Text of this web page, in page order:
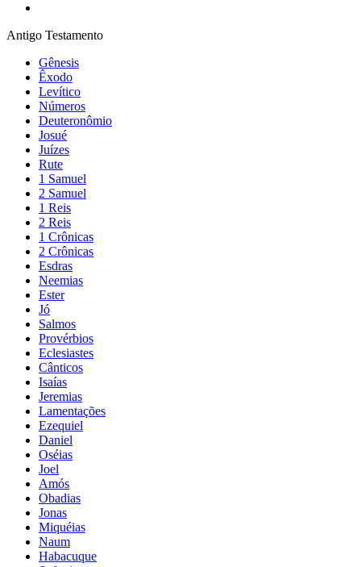
Antigo Testamento
Gênesis
Êxodo
Levítico
Números
Deuteronômio
Josué
Juízes
Rute
1 Samuel
2 Samuel
1 Reis
2 Reis
1 Crônicas
2 Crônicas
Esdras
Neemias
Ester
Jó
Salmos
Provérbios
Eclesiastes
Cânticos
Isaías
Jeremias
Lamentações
Ezequiel
Daniel
Oséias
Joel
Amós
Obadias
Jonas
Miquéias
Naum
Habacuque